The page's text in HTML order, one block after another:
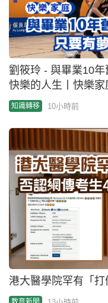
劉筱玲 - 與畢業10
快樂的人生丨快樂家
知識轉移 10小時前
港大醫學院罕有「